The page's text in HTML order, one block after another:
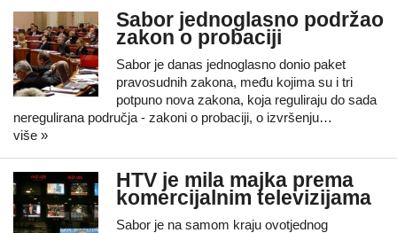
Sabor jednoglasno podržao
zakon o probaciji
Sabor je danas jednoglasno donio paket
pravosudnih zakona, među kojima su i tri
potpuno nova zakona, koja reguliraju do sada
neregulirana područja - zakoni o probaciji, o izvršenju…
više »
HTV je mila majka prema
komercijalnim televizijama
Sabor je na samom kraju ovotjednog